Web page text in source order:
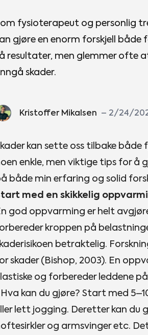
fysioterapeut og personlig
gjøre en enorm forskjell
resultater, men glemmer ofte
skader.
Kristoffer Mikalsen – 2/24/
kan sette oss tilbake både
enkle, men viktige tips for
både min erfaring og solid
med en skikkelig
god oppvarming er helt
kroppen på
betraktelig.
skader (Bishop, 2003). En
og forbereder leddene
Hva kan du gjøre? Start med
lett jogging. Deretter kan du
og armsvinger etc.